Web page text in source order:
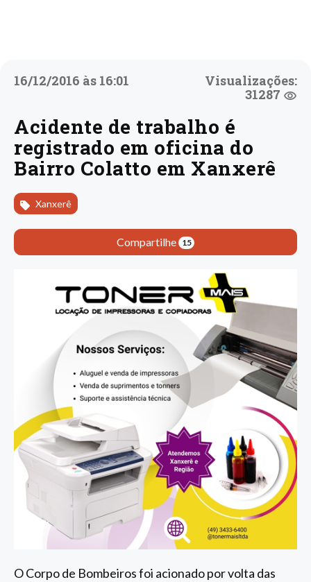
16/12/2016 às 16:01
Visualizações:
31287
Acidente de trabalho é
registrado em oficina do
Bairro Colatto em Xanxerê
Xanxerê
Compartilhe 15
O Corpo de Bombeiros foi acionado por volta das